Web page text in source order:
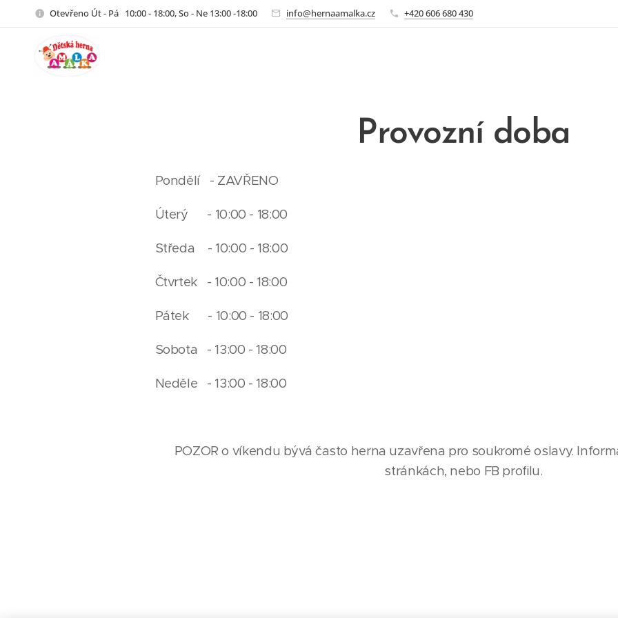
Otevřeno Út - Pá 10:00 - 18:00, So - Ne 13:00 -18:00 info@hernaamalka.cz +420 606 680 430
Provozní doba
Pondělí - ZAVŘENO
Úterý - 10:00 - 18:00
Středa - 10:00 - 18:00
Čtvrtek - 10:00 - 18:00
Pátek - 10:00 - 18:00
Sobota - 13:00 - 18:00
Neděle - 13:00 - 18:00
POZOR o víkendu bývá často herna uzavřena pro soukromé oslavy.
stránkách, nebo FB profilu.